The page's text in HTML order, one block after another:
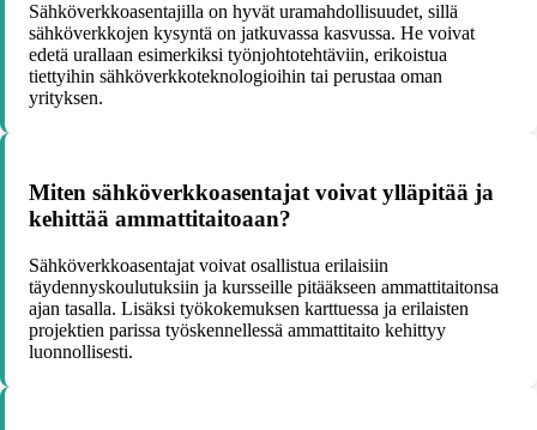
Sähköverkkoasentajilla on hyvät uramahdollisuudet, sillä
sähköverkkojen kysyntä on jatkuvassa kasvussa. He voivat
edetä urallaan esimerkiksi työnjohtotehtäviin, erikoistua
tiettyihin sähköverkkoteknologioihin tai perustaa oman
yrityksen.
Miten sähköverkkoasentajat voivat ylläpitää ja
kehittää ammattitaitoaan?
Sähköverkkoasentajat voivat osallistua erilaisiin
täydennyskoulutuksiin ja kursseille pitääkseen ammattitaitonsa
ajan tasalla. Lisäksi työkokemuksen karttuessa ja erilaisten
projektien parissa työskennellessä ammattitaito kehittyy
luonnollisesti.